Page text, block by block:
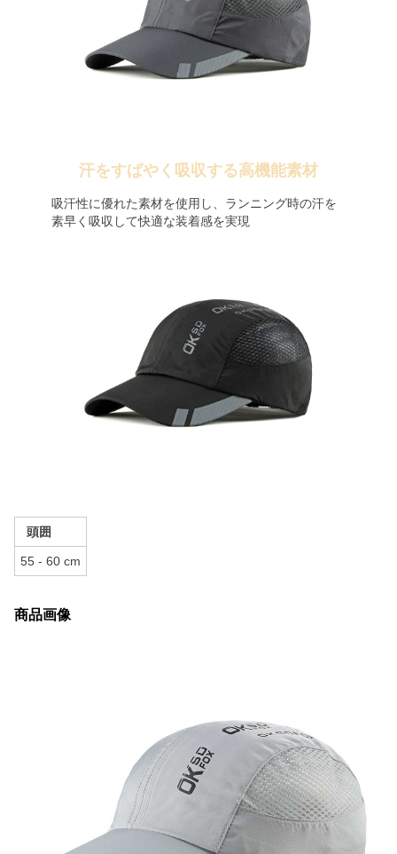
汗をすばやく吸収する高機能素材
吸汗性に優れた素材を使用し、ランニング時の汗を
素早く吸収して快適な装着感を実現
頭囲
55 - 60 cm
商品画像